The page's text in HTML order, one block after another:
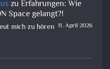
zu Erfahrungen: Wie
Space gelangt?!
11. April 2026
mich zu hören